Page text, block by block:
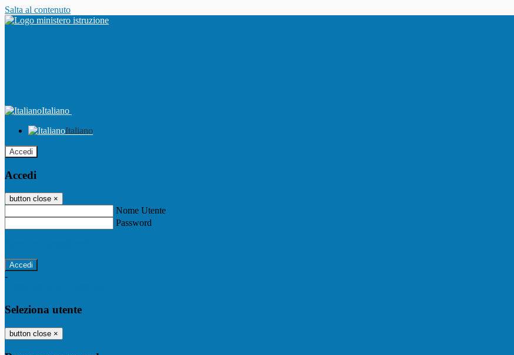
Salta al contenuto
Italiano
Italiano
Accedi
Accedi
button close ×
Nome Utente
Password
-
Seleziona utente
button close ×